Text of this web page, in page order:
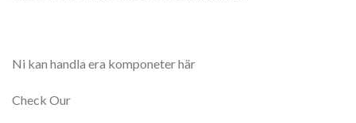
Ni kan handla era komponeter här
Check Our